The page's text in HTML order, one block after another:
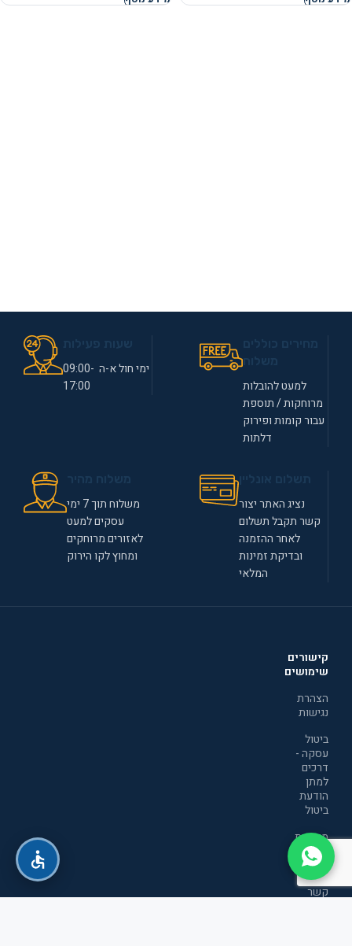
למעט להובלות
מרוחקות / תוספת
עבור קומות ופירוק
דלתות
ימי חול א-ה 09:00-
17:00
נציג האתר יצור
קשר תקבל תשלום
לאחר ההזמנה
ובדיקת זמינות
המלאי
משלוח תוך 7 ימי
עסקים למעט
לאזורים מרוחקים
ומחוץ לקו הירוק
קישורים
שימושים
הצהרת
נגישות
ביטול
עסקה -
דרכים
למתן
הודעת
ביטול
מדיניות
הפרטיות
יצירת
קשר